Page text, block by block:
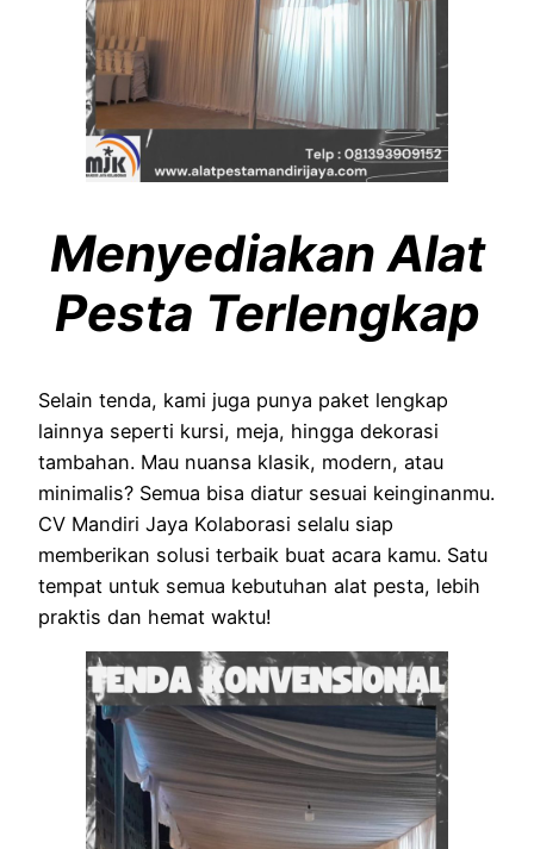
Menyediakan Alat
Pesta Terlengkap
Selain tenda, kami juga punya paket lengkap
lainnya seperti kursi, meja, hingga dekorasi
tambahan. Mau nuansa klasik, modern, atau
minimalis? Semua bisa diatur sesuai keinginanmu.
CV Mandiri Jaya Kolaborasi selalu siap
memberikan solusi terbaik buat acara kamu. Satu
tempat untuk semua kebutuhan alat pesta, lebih
praktis dan hemat waktu!